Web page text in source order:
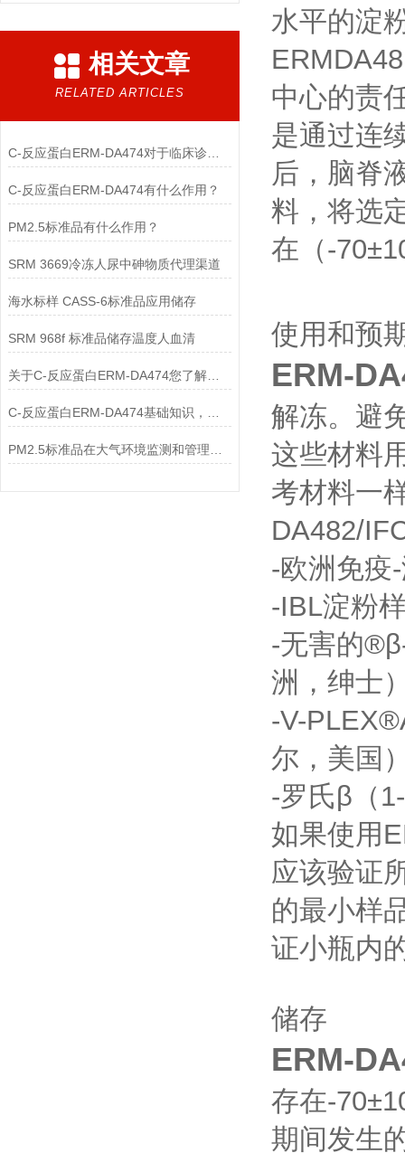
相关文章
RELATED ARTICLES
C-反应蛋白ERM-DA474对于临床诊断至关重要
C-反应蛋白ERM-DA474有什么作用？
PM2.5标准品有什么作用？
SRM 3669冷冻人尿中砷物质代理渠道
海水标样 CASS-6标准品应用储存
SRM 968f 标准品储存温度人血清
关于C-反应蛋白ERM-DA474您了解多少？
水平的淀
中心的责
是通过连
后，脑脊
料，将选
在（-
使用和预
ERM-
解冻。避
这些材料
考材料一
DA482/
-欧洲免疫
-IBL淀粉
-无害的
洲，绅士
-V-
尔，美国
-罗氏β（
如果使用
应该验证
的最小样
证小瓶内
储存
ERM-
存在-
期间发生